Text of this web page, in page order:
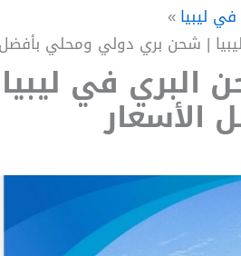
ليبيا
| شحن بري دولي ومحلي بأفضل
البري في
الأسعار